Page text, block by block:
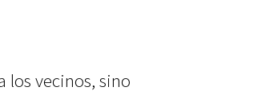
los vecinos, sino